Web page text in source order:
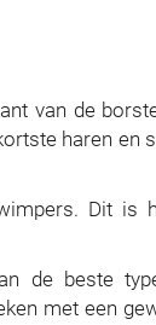
van de
haren en
Dit is
de beste
met een